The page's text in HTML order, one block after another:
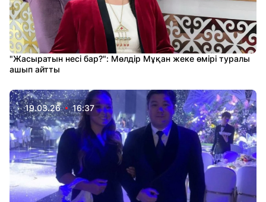
"Жасыратын несі бар?": Мөлдір Мұқан жеке өмірі туралы
ашып айтты
19.03.26 16:37